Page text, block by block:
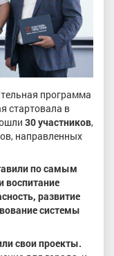
программа
стартовала в
30 участников,
направленных
по самым
воспитание
развитие
системы
свои проекты.